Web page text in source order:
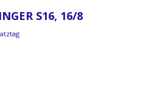
S16, 16/8